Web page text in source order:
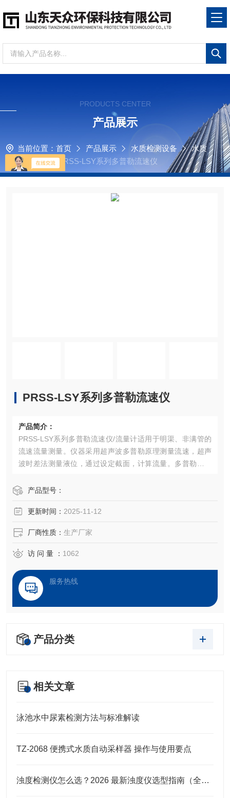
PRODUCTS CENTER
产品展示
当前位置： 首页 产品展示 水质检测设备
水质
流速流量仪
PRSS-LSY系列多普勒流速仪
PRSS-LSY系列多普勒流速仪
产品简介：
PRSS-LSY系列多普勒流速仪/流量计适用于明渠、非满管的
流速流量测量。仪器采用超声波多普勒原理测量流速，超声
波时差法测量液位，通过设定截面，计算流量。多普勒流速
特性。多普勒流速仪相比传统的转子流速仪、旋桨流速仪，
作方便，标准通信协议
产品型号：
更新时间： 2025-11-12
厂商性质： 生产厂家
访 问 量 ： 1062
服务热线
产品分类
相关文章
泳池水中尿素检测方法与标准解读
TZ-2068 便携式水质自动采样器 操作与使用要点
浊度检测仪怎么选？2026 最新浊度仪选型指南（全场景适用）